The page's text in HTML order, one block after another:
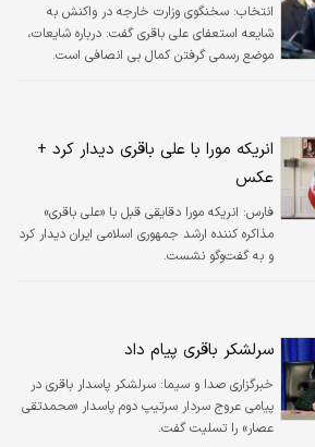
انتخاب: سخنگوی وزارت خارجه در واکنش به
شایعه استعفای علی باقری گفت: درباره شایعات،
موضع رسمی گرفتن کمال بی انصافی است.
انریکه مورا با علی باقری دیدار کرد +
عکس
فارس:
انریکه مورا دقایقی قبل با «علی باقری»
مذاکره کننده ارشد جمهوری اسلامی ایران دیدار کرد
و به گفت‌وگو نشست.
سرلشکر باقری پیام داد
خبرگزاری صدا و سیما: سرلشکر پاسدار باقری در
پیامی عروج سردار سرتیپ دوم پاسدار «محمدتقی
عصار» را تسلیت گفت.